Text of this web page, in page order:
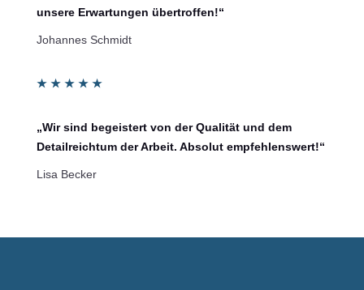
unsere Erwartungen übertroffen!“
Johannes Schmidt
★ ★ ★ ★ ★
„Wir sind begeistert von der Qualität und dem
Detailreichtum der Arbeit. Absolut empfehlenswert!“
Lisa Becker